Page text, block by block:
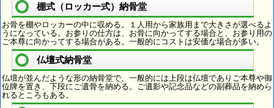
棚式（ロッカー式）納骨堂
お骨を棚やロッカーの中に収める。１人用から家族用まで大きさが選べるよ
うになっている。お参りの仕方は、お骨に向かってする場合と、お参り用の
ご本尊に向かってする場合がある。一般的にコストは安価な場合が多い。
仏壇式納骨堂
仏壇が並んだような形の納骨堂で、一般的には上段は仏壇でありご本尊や御
位牌を置き、下段にご遺骨を納める。ご遺影や記念品などの副葬品を納めら
れるところもある。